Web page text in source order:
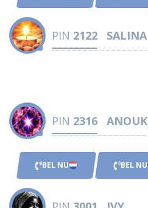
PIN 2122 SALINA
PIN 2316 ANOUK
BEL NU BEL NU